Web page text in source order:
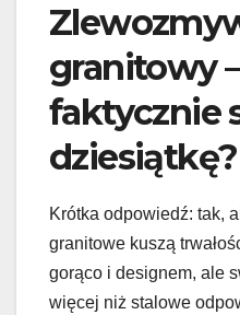
granitowy
faktycznie
dziesiątkę?
Krótka odpowiedź: tak,
granitowe kuszą
gorąco i designem, ale
więcej niż stalowe